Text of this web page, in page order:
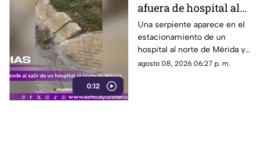
0:12
afuera de hospital al
norte de Mérida y
causa temor
Una serpiente aparece en el
estacionamiento de un
hospital al norte de Mérida y
cruza hacia la vía pública ante
agosto 08, 2026 06:27 p. m.